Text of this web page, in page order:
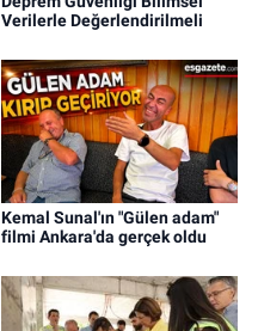
Verilerle Değerlendirilmeli
Kemal Sunal'ın "Gülen adam"
filmi Ankara'da gerçek oldu